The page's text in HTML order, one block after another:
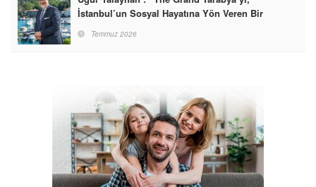
İstanbul’un Sosyal Hayatına Yön Veren Bir
Destinasyon Haline Getirmeyi Hedefliyorum”
Temmuz 2026